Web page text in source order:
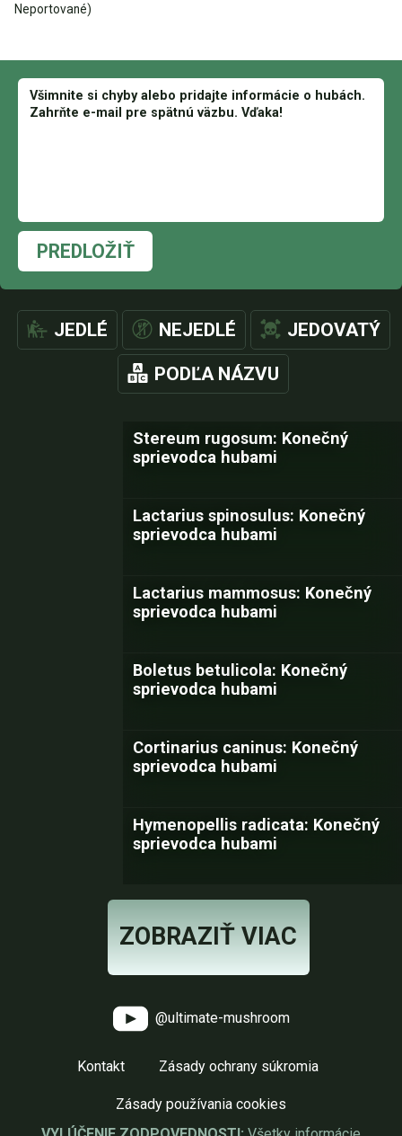
Neportované)
PREDLOŽIŤ
JEDLÉ NEJEDLÉ JEDOVATÝ
PODĽA NÁZVU
Stereum rugosum: Konečný
sprievodca hubami
Lactarius spinosulus: Konečný
sprievodca hubami
Lactarius mammosus: Konečný
sprievodca hubami
Boletus betulicola: Konečný
sprievodca hubami
Cortinarius caninus: Konečný
sprievodca hubami
Hymenopellis radicata: Konečný
sprievodca hubami
ZOBRAZIŤ VIAC
@ultimate-mushroom
Kontakt Zásady ochrany súkromia
Zásady používania cookies